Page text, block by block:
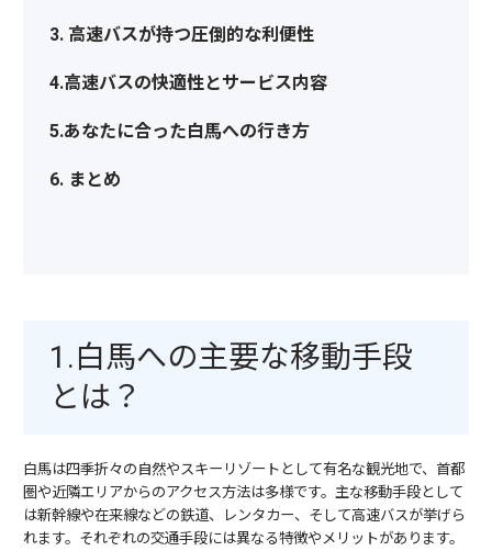
3. 高速バスが持つ圧倒的な利便性
4.高速バスの快適性とサービス内容
5.あなたに合った白馬への行き方
6. まとめ
1.白馬への主要な移動手段
とは？
白馬は四季折々の自然やスキーリゾートとして有名な観光地で、首都
圏や近隣エリアからのアクセス方法は多様です。主な移動手段として
は新幹線や在来線などの鉄道、レンタカー、そして高速バスが挙げら
れます。それぞれの交通手段には異なる特徴やメリットがあります。